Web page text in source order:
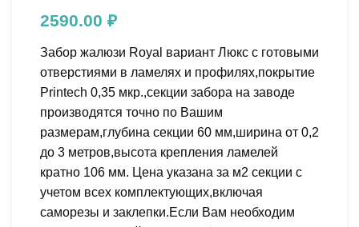
2590.00 ₽
Забор жалюзи Royal вариант Люкс с готовыми
отверстиями в ламелях и профилях,покрытие
Printech 0,35 мкр.,секции забора на заводе
производятся точно по Вашим
размерам,глубина секции 60 мм,ширина от 0,2
до 3 метров,высота крепления ламелей
кратно 106 мм. Цена указана за м2 секции с
учетом всех комплектующих,включая
саморезы и заклепки.Если Вам необходим